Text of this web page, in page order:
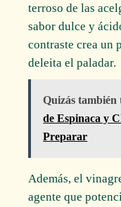
terroso de las
sabor dulce y
contraste crea un
deleita el paladar.
Quizás también
de Espinaca y
Preparar
Además, el
agente que